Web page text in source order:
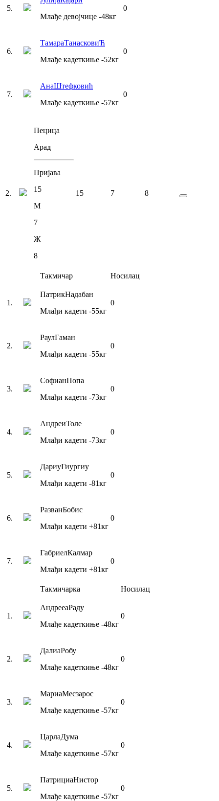
5.
Млађе девојчице -48кг
0
6.
ТамараТанасковиЋ
Млађе кадеткиње -52кг
0
7.
АнаШтефковић
Млађе кадеткиње -57кг
0
2.
Пецица
Арад
Пријава
15
М
7
Ж
8
15 7 8
Такмичар Носилац
1 .
ПатрикНадабан
Млађи кадети -55кг
0
2.
РаулГаман
Млађи кадети -55кг
0
3.
СофианПопа
Млађи кадети -73кг
0
4.
АндреиТоле
Млађи кадети -73кг
0
5.
ДариуГиургиу
Млађи кадети -81кг
0
6.
РазванБобис
Млађи кадети +81кг
0
7.
ГабриелКалмар
Млађи кадети +81кг
0
Такмичарка Носилац
1 .
АндрееаРаду
Млађе кадеткиње -48кг
0
2.
ДалиаРобу
Млађе кадеткиње -48кг
0
3.
МариаМесзарос
Млађе кадеткиње -57кг
0
4.
ЦарлаДума
Млађе кадеткиње -57кг
0
5.
ПатрициаНистор
Млађе кадеткиње -57кг
0